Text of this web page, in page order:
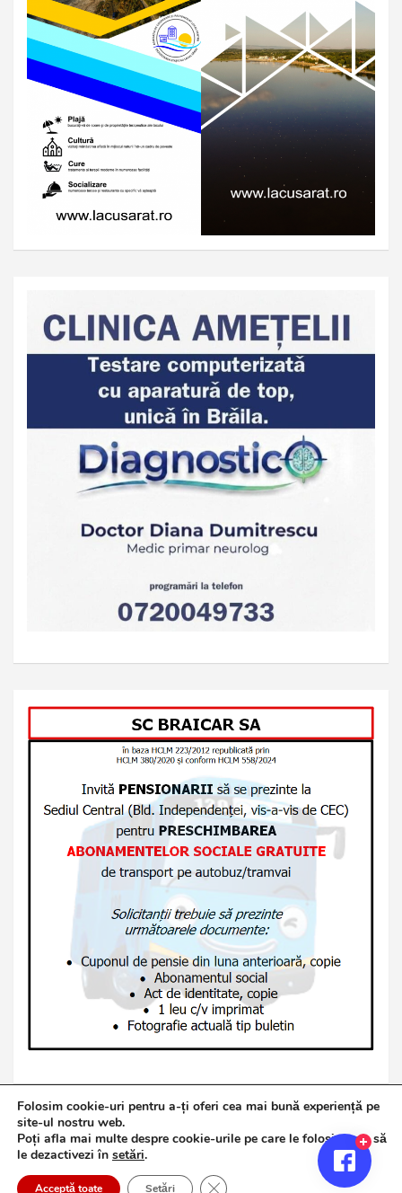
Copyright © 2026Jurnalul de Brăila
Politică de confidențialitate
Theme Horse
Proudly Powered by:WordPress
Folosim cookie-uri pentru a-ți oferi cea mai bună experiență pe
site-ul nostru web.
Poți afla mai multe despre cookie-urile pe care le folosim sau să
le dezactivezi în setări.
Acceptă toate Setări Close GDPR Cookie Banner